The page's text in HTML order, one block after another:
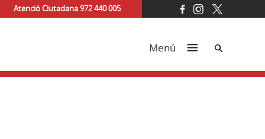
Atenció Ciutadana 972 440 005
Menú Cerca